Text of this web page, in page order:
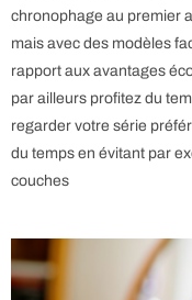
chronophage au premier
mais avec des modèles
rapport aux avantages
par ailleurs profitez du
regarder votre série
du temps en évitant par
couches